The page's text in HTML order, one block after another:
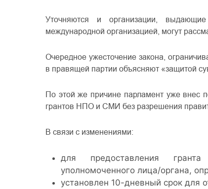
Уточняются и организации,
международной организацией, могут
Очередное ужесточение закона,
в правящей партии объясняют «защитой
По этой же причине парламент уже внес
грантов НПО и СМИ без разрешения
В связи с изменениями:
для предоставления
уполномоченного лица/органа,
установлен 10-дневный срок для